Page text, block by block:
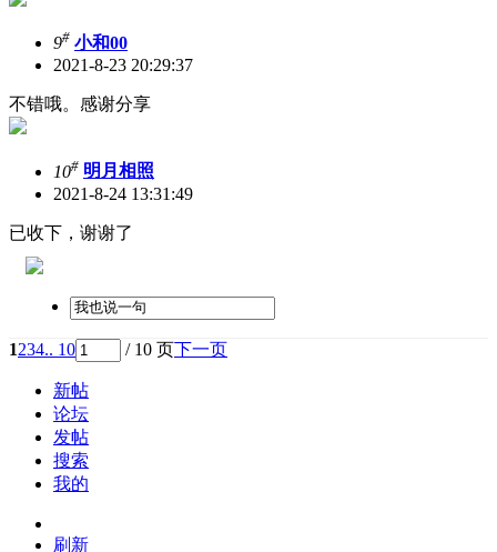
9# 小和00
2021-8-23 20:29:37
不错哦。感谢分享
10# 明月相照
2021-8-24 13:31:49
已收下，谢谢了
1234.. 10 / 10 页下一页
新帖
论坛
发帖
搜索
我的
刷新